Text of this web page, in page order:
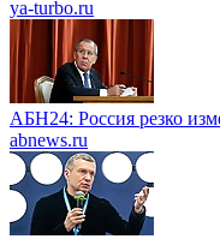
ya-turbo.ru
АБН24: Россия резко
abnews.ru